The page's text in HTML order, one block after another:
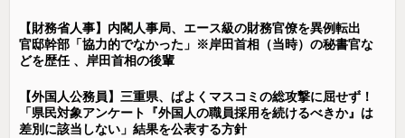
【財務省人事】内閣人事局、エース級の財務官僚を異例転出
官邸幹部「協力的でなかった」※岸田首相（当時）の秘書官な
どを歴任 、岸田首相の後輩
【外国人公務員】三重県、ぱよくマスコミの総攻撃に屈せず！
「県民対象アンケート『外国人の職員採用を続けるべきか』は
差別に該当しない」結果を公表する方針